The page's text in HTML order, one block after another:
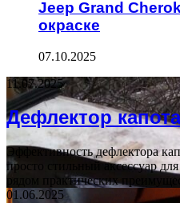
Jeep Grand
окраске
07.10.2025
11.07.2025
Дефлектор капота
Эффективность дефлектора
просто стильный аксессуар
рядом практических
01.06.2025